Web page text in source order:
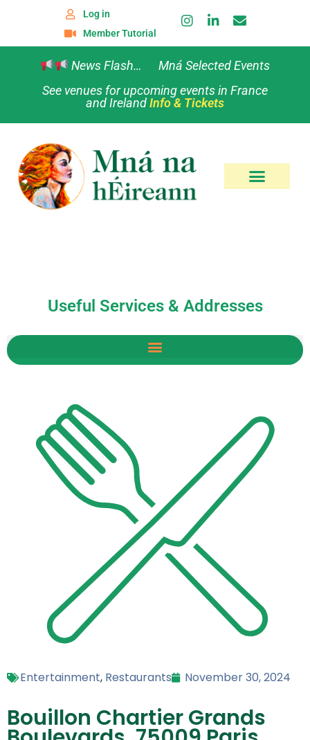
Log in
Member Tutorial
News Flash… Mná Selected Events
See venues for upcoming events in France
and IrelandInfo & Tickets
Useful Services & Addresses
Entertainment, Restaurants November 30, 2024
Bouillon Chartier Grands